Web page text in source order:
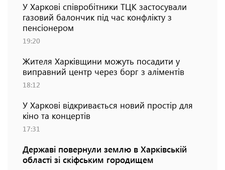
У Харкові співробітники ТЦК застосували
газовий балончик під час конфлікту з
пенсіонером
19:20
Жителя Харківщини можуть посадити у
виправний центр через борг з аліментів
18:12
У Харкові відкривається новий простір для
кіно та концертів
17:31
Державі повернули землю в Харківській
області зі скіфським городищем